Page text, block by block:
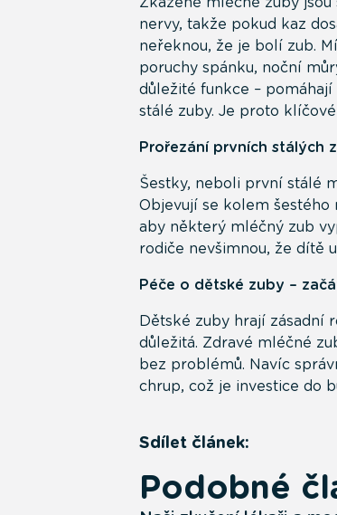
nervy, takže pokud kaz
neřeknou, že je bolí zub.
poruchy spánku, noční
důležité funkce –
stálé zuby. Je proto
Prořezání prvních stálých
Šestky, neboli první stálé
Objevují se kolem
aby některý mléčný zub
rodiče nevšimnou, že dítě
Péče o dětské zuby –
Dětské zuby hrají zásadní
důležitá. Zdravé mléčné
bez problémů. Navíc
chrup, což je investice do
Sdílet článek:
Podobné